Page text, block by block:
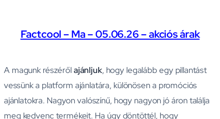
Factcool – Ma – 05.06.26 – akciós árak
A magunk részérőlajánljuk, hogy legalább egy pillantást
vessünk a platform ajánlatára, különösen a promóciós
ajánlatokra. Nagyon valószínű, hogy nagyon jó áron találja
meg kedvenc termékeit. Ha úgy döntöttél, hogy